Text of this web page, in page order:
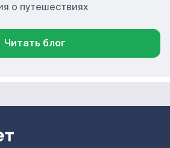
о путешествиях
Читать блог